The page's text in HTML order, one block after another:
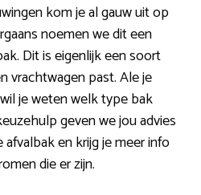
kom je al gauw uit op
noemen we dit een
Dit is eigenlijk een soort
vrachtwagen past. Ale je
je weten welk type bak
geven we jou advies
en krijg je meer info
die er zijn.